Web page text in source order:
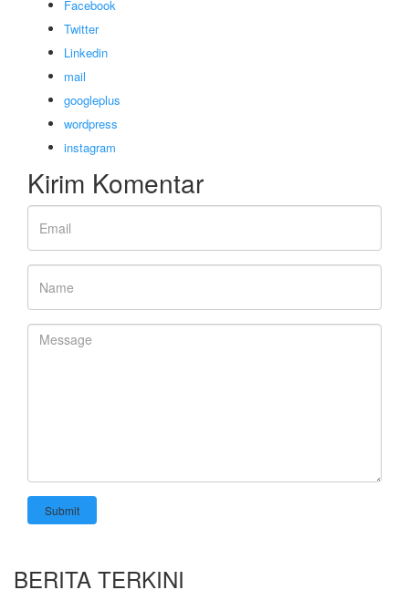
Facebook
Twitter
Linkedin
mail
googleplus
wordpress
instagram
Kirim Komentar
Submit
BERITA TERKINI